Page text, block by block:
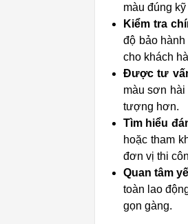
màu đúng
Kiểm tra
độ bảo
cho khách
Được tư
màu sơn hài
tượng hơn.
Tìm hiểu
hoặc tham
đơn vị thi
Quan tâm
toàn lao
gọn gàng.